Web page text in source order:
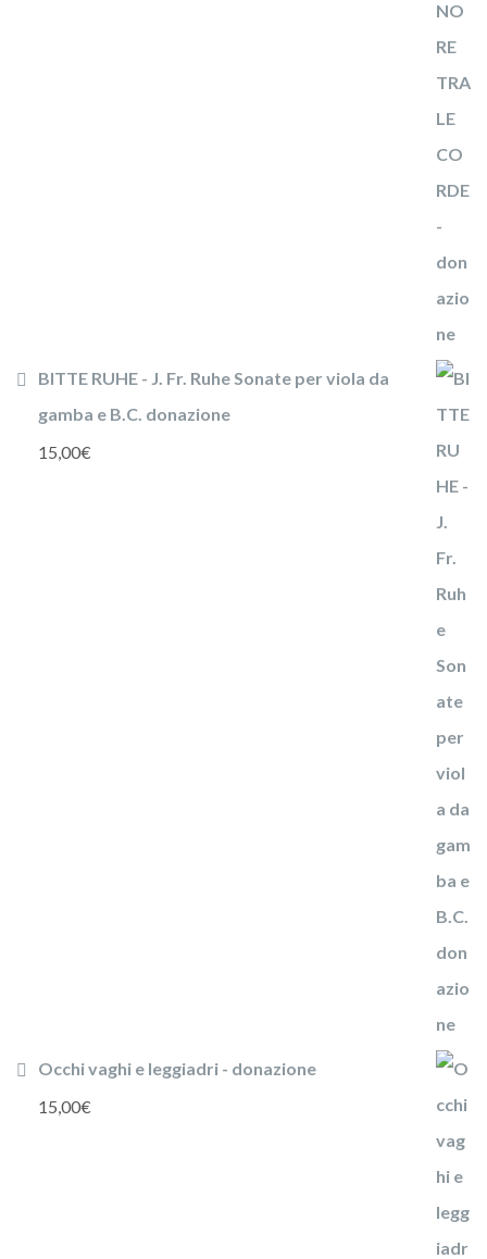
BITTE RUHE - J. Fr. Ruhe Sonate per viola da
gamba e B.C. donazione
15,00€
Occhi vaghi e leggiadri - donazione
15,00€